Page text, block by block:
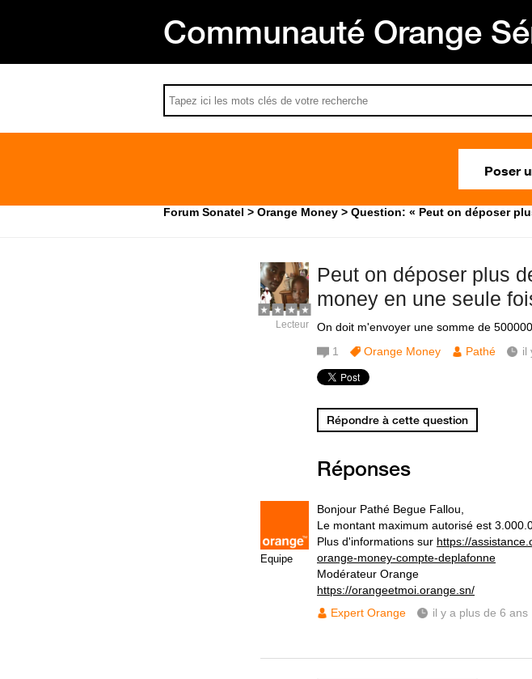
Communauté Orange
Poser
Forum Sonatel Orange Money Question: « Peut on déposer
Peut on déposer plus
money en une seule
On doit m'envoyer une somme de
Lecteur
1 Orange Money Pathé il
Répondre à cette question
Réponses
Equipe
Bonjour Pathé Begue Fallou,
Le montant maximum autorisé est
Plus d'informations sur https://
orange-money-compte-deplafonne
Modérateur Orange
https://orangeetmoi.orange.sn/
Expert Orange
il y a plus de 6 ans